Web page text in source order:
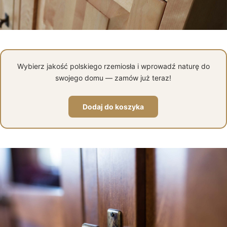
Wybierz jakość polskiego rzemiosła i wprowadź naturę do
swojego domu — zamów już teraz!
Dodaj do koszyka